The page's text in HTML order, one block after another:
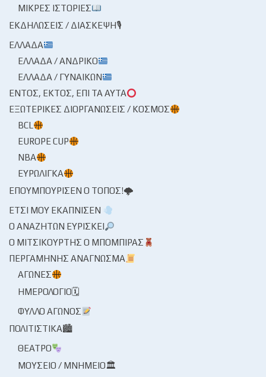
ΜΙΚΡΈΣ ΙΣΤΟΡΊΕΣ
ΕΚΔΗΛΏΣΕΙΣ / ΔΙΆΣΚΕΨΗ🎙
ΕΛΛΆΔΑ
ΕΛΛΆΔΑ / ΑΝΔΡΙΚΌ
ΕΛΛΆΔΑ / ΓΥΝΑΙΚΏΝ
ΕΝΤΌΣ, ΕΚΤΌΣ, ΕΠΊ ΤΑ ΑΥΤΆ
ΕΞΩΤΕΡΙΚΈΣ ΔΙΟΡΓΑΝΏΣΕΙΣ / ΚΌΣΜΟΣ
BCL
EUROPE CUP
NBA
ΕΥΡΩΛΊΓΚΑ
ΕΠΟΥΜΠΟΎΡΙΣΕΝ Ο ΤΌΠΟΣ!🌩
ΈΤΣΙ ΜΟΥ ΕΚΆΠΝΙΣΕΝ
Ο ΑΝΑΖΗΤΏΝ ΕΥΡΊΣΚΕΙ
Ο ΜΙΤΣΙΚΟΥΡΤΉΣ Ο ΜΠΌΜΠΙΡΑΣ
ΠΕΡΓΑΜΗΝΉΣ ΑΝΆΓΝΩΣΜΑ
ΑΓΏΝΕΣ
ΗΜΕΡΟΛΌΓΙΟ🗓
ΦΎΛΛΟ ΑΓΏΝΟΣ
ΠΟΛΙΤΙΣΤΙΚΆ🏙
ΘΈΑΤΡΟ
ΜΟΥΣΕΊΟ / ΜΝΗΜΕΊΟ🏛